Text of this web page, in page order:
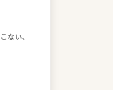
ない、